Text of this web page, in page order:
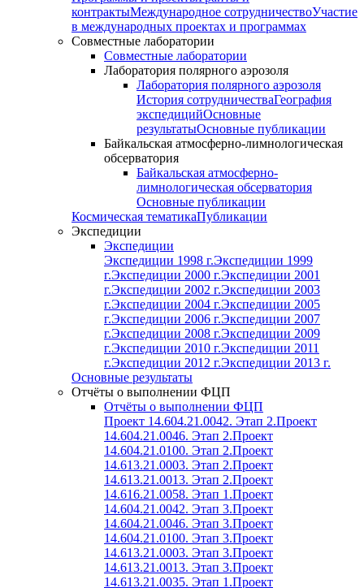
контрактыМеждународное сотрудничествоУчастие
в международных проектах и программах
Совместные лаборатории
Совместные лаборатории
Лаборатория полярного аэрозоля
Лаборатория полярного аэрозоля
История сотрудничестваГеография
экспедицийОсновные
результатыОсновные публикации
Байкальская атмосферно-лимнологическая
обсерватория
Байкальская атмосферно-
лимнологическая обсерватория
Основные публикации
Космическая тематикаПубликации
Экспедиции
Экспедиции
Экспедиции 1998 г.Экспедиции 1999
г.Экспедиции 2000 г.Экспедиции 2001
г.Экспедиции 2002 г.Экспедиции 2003
г.Экспедиции 2004 г.Экспедиции 2005
г.Экспедиции 2006 г.Экспедиции 2007
г.Экспедиции 2008 г.Экспедиции 2009
г.Экспедиции 2010 г.Экспедиции 2011
г.Экспедиции 2012 г.Экспедиции 2013 г.
Основные результаты
Отчёты о выполнении ФЦП
Отчёты о выполнении ФЦП
Проект 14.604.21.0042. Этап 2.Проект
14.604.21.0046. Этап 2.Проект
14.604.21.0100. Этап 2.Проект
14.613.21.0003. Этап 2.Проект
14.613.21.0013. Этап 2.Проект
14.616.21.0058. Этап 1.Проект
14.604.21.0042. Этап 3.Проект
14.604.21.0046. Этап 3.Проект
14.604.21.0100. Этап 3.Проект
14.613.21.0003. Этап 3.Проект
14.613.21.0013. Этап 3.Проект
14.613.21.0035. Этап 1.Проект